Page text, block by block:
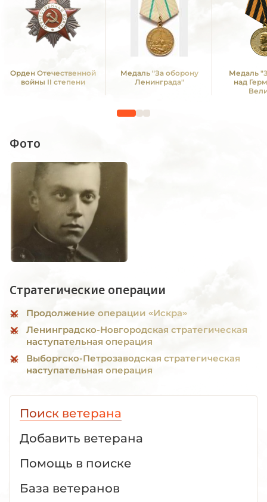
Орден Отечественной
войны II степени
Медаль "За оборону
Ленинграда"
Медаль
над
Фото
Стратегические операции
Продолжение операции «Искра»
Ленинградско-Новгородская стратегическая
наступательная операция
Выборгско-Петрозаводская стратегическая
наступательная операция
Поиск ветерана
Добавить ветерана
Помощь в поиске
База ветеранов